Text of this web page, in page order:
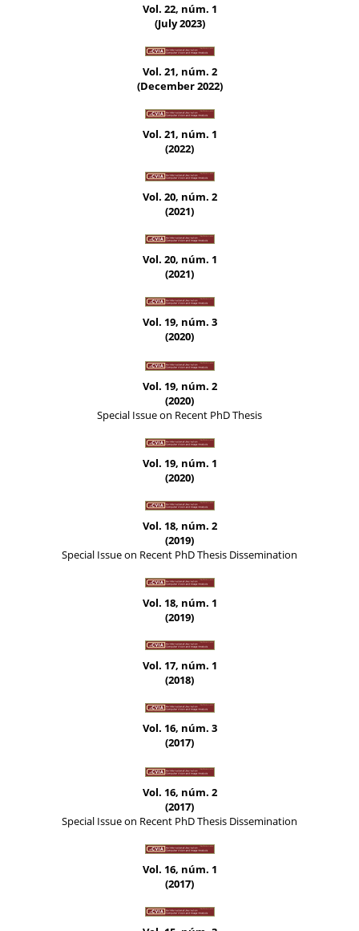
Vol. 22, núm. 1
(July 2023)
Vol. 21, núm. 2
(December 2022)
Vol. 21, núm. 1
(2022)
Vol. 20, núm. 2
(2021)
Vol. 20, núm. 1
(2021)
Vol. 19, núm. 3
(2020)
Vol. 19, núm. 2
(2020)
Special Issue on Recent PhD Thesis
Vol. 19, núm. 1
(2020)
Vol. 18, núm. 2
(2019)
Special Issue on Recent PhD Thesis Dissemination
Vol. 18, núm. 1
(2019)
Vol. 17, núm. 1
(2018)
Vol. 16, núm. 3
(2017)
Vol. 16, núm. 2
(2017)
Special Issue on Recent PhD Thesis Dissemination
Vol. 16, núm. 1
(2017)